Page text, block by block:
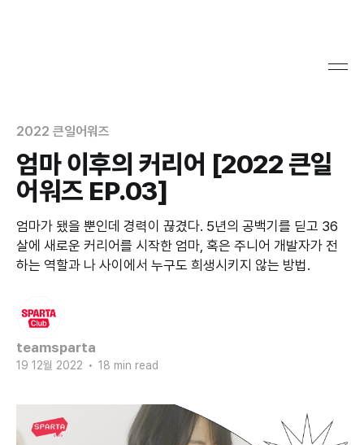
2022 큰일어워즈
엄마 이후의 커리어 [2022 큰일
어워즈 EP.03]
엄마가 됐을 뿐인데 경력이 끊겼다. 5년의 공백기를 딛고 36
살에 새로운 커리어를 시작한 엄마, 혹은 주니어 개발자가 전
하는 역할과 나 사이에서 누구도 희생시키지 않는 방법.
teamsparta
19 12월 2022 • 18 min read